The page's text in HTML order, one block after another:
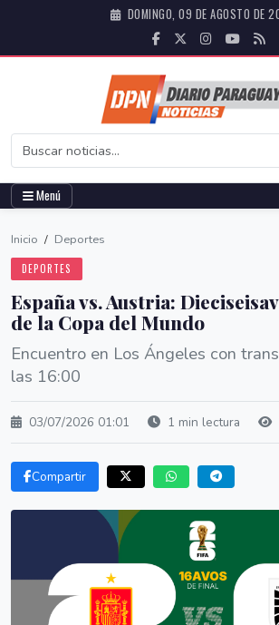
DOMINGO, 09 DE AGOSTO DE
Menú
Inicio / Deportes
DEPORTES
España vs. Austria:
de la Copa del Mundo
Encuentro en Los Ángeles con
las 16:00
03/07/2026 01:01 1 min lectura
Compartir